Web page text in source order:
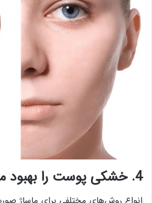
4. خشکی پوست را بهبود می‌بخشد